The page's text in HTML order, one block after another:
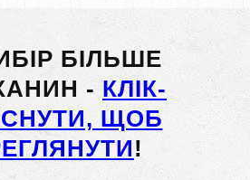
БІЛЬШЕ
- КЛІК-
ЩОБ
!